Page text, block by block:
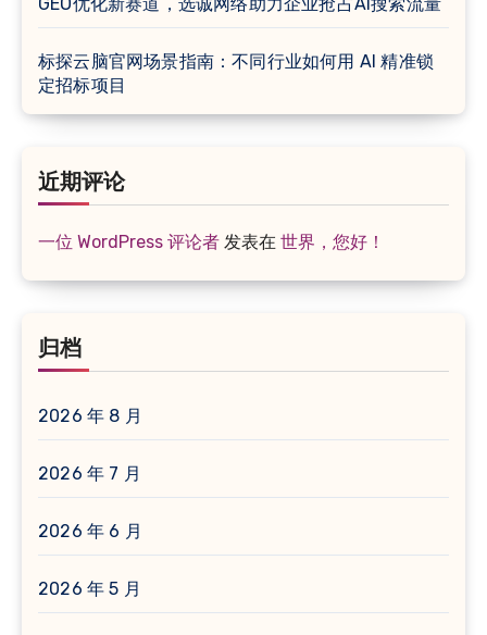
标探云脑官网场景指南：不同行业如何用 AI 精准锁
定招标项目
近期评论
一位 WordPress 评论者 发表在 世界，您好！
归档
2026 年 8 月
2026 年 7 月
2026 年 6 月
2026 年 5 月